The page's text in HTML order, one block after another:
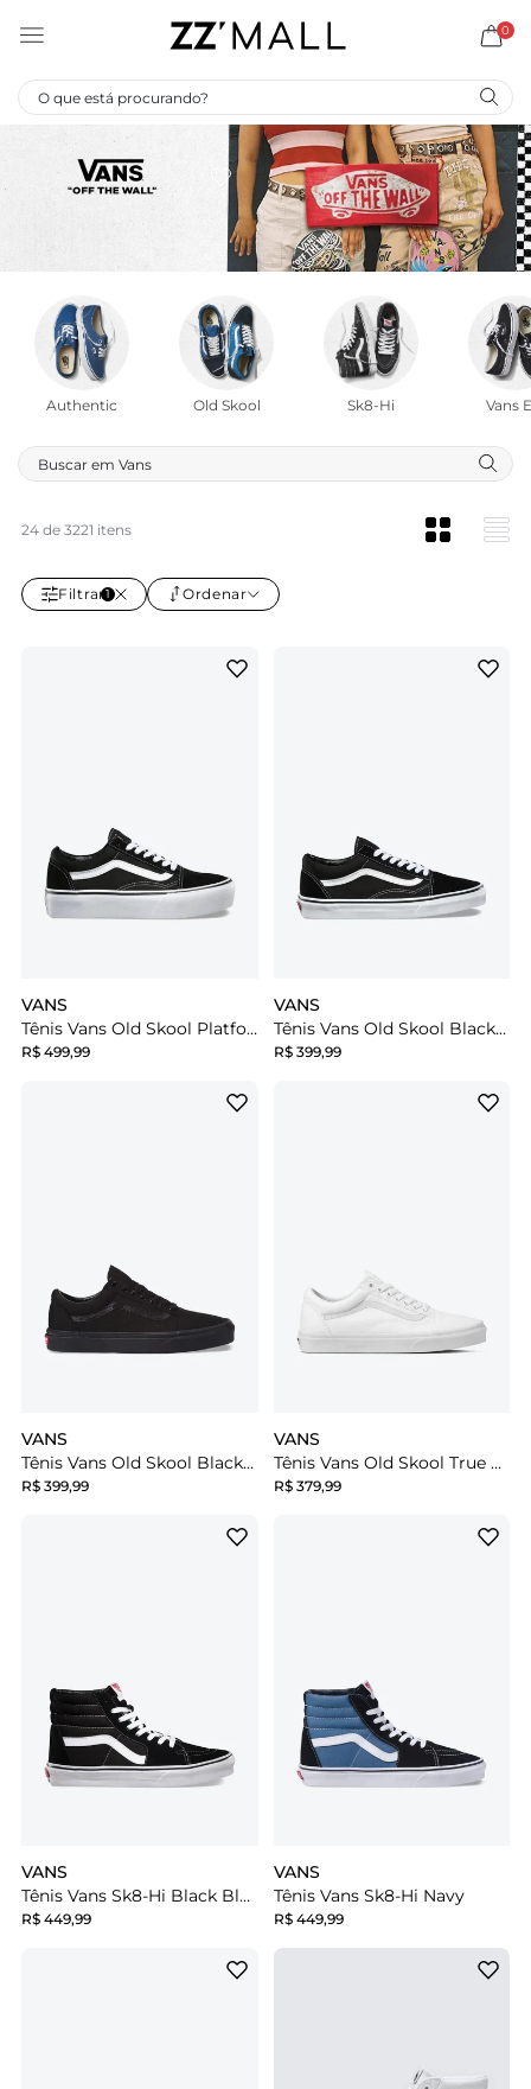
0
Authentic Old Skool Sk8-Hi Vans
24 de 3221 itens
Filtrar1 Ordenar
VANS
Tênis Vans Old Skool Platform Black White
R$ 499,99
VANS
Tênis Vans Old Skool Black White
R$ 399,99
VANS
Tênis Vans Old Skool Black Black
R$ 399,99
VANS
Tênis Vans Old Skool True White
R$ 379,99
VANS
Tênis Vans Sk8-Hi Black Black White
R$ 449,99
VANS
Tênis Vans Sk8-Hi Navy
R$ 449,99